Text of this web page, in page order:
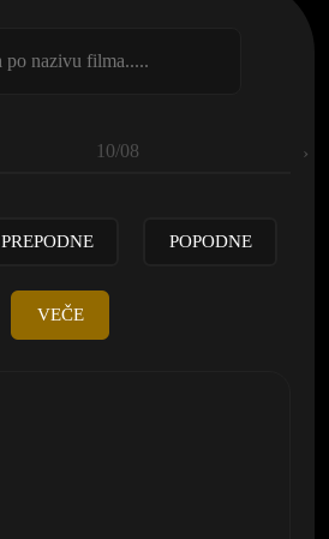
10/08 ›
PREPODNE POPODNE
VEČE